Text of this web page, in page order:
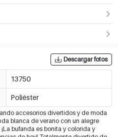
Descargar fotos
13750
Poliéster
accesorios divertidos y de moda
blanca de verano con un alegre
bufanda es bonita y colorida y